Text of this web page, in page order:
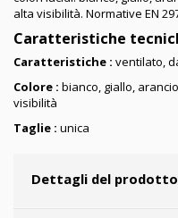
alta visibilità. Normative EN
Caratteristiche
Caratteristiche : ventilato,
Colore : bianco, giallo,
visibilità
Taglie : unica
Dettagli del prodotto